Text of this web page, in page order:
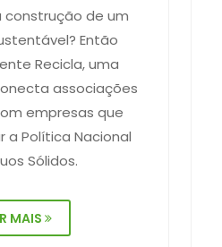
de um
Então
Recicla, uma
associações
empresas que
a Política Nacional
Sólidos.
MAIS